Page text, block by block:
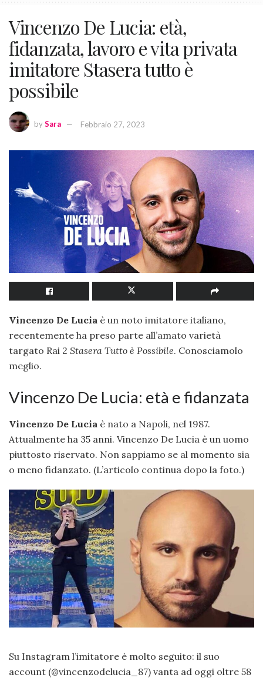
Vincenzo De Lucia: età,
fidanzata, lavoro e vita privata
imitatore Stasera tutto è
possibile
bySara Febbraio 27, 2023
Vincenzo De Lucia è un noto imitatore italiano,
recentemente ha preso parte all’amato varietà
targato Rai 2 Stasera Tutto è Possibile. Conosciamolo
meglio.
Vincenzo De Lucia: età e fidanzata
Vincenzo De Lucia è nato a Napoli, nel 1987.
Attualmente ha 35 anni. Vincenzo De Lucia è un uomo
piuttosto riservato. Non sappiamo se al momento sia
o meno fidanzato. (L’articolo continua dopo la foto.)
Su Instagram l’imitatore è molto seguito: il suo
account (@vincenzodelucia_87) vanta ad oggi oltre 58